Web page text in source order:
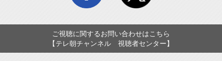
ご視聴に関するお問い合わせはこちら
【テレ朝チャンネル 視聴者センター】